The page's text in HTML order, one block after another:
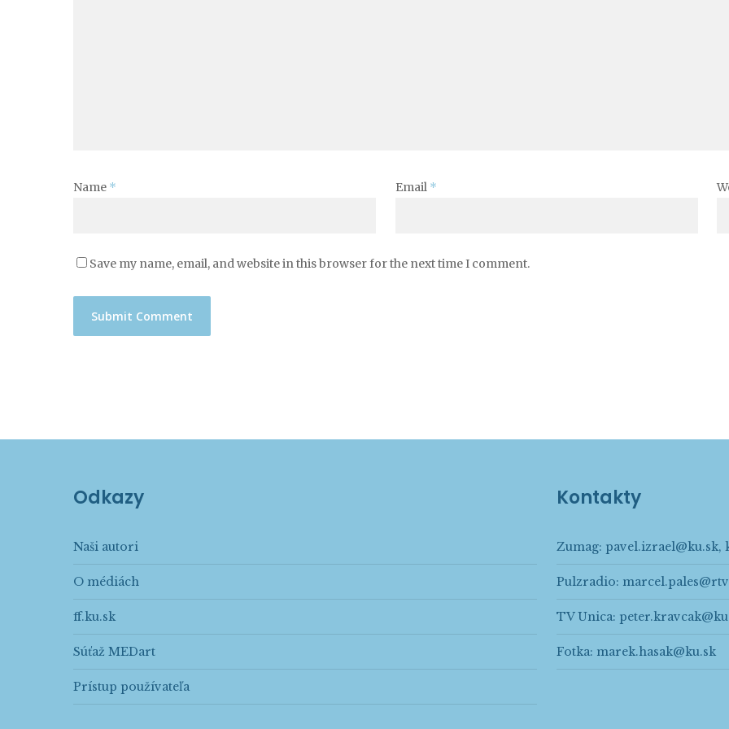
Name * Email *
Save my name, email, and website in this browser for the next time I comment.
Odkazy
Naši autori
O médiách
ff.ku.sk
Súťaž MEDart
Prístup používateľa
Kontakty
Zumag: pavel.izrael@ku.sk,
Pulzradio:
TV Unica:
Fotka: marek.hasak@ku.sk